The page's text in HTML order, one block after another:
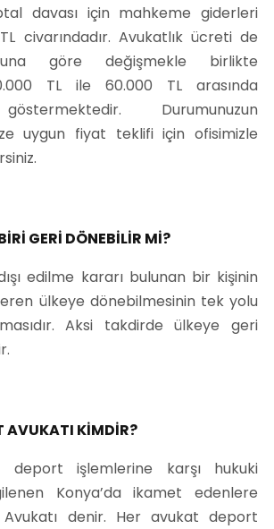
davası için mahkeme giderleri
civarındadır. Avukatlık ücreti de
göre değişmekle birlikte
TL ile 60.000 TL arasında
Durumunuzun
uygun fiyat teklifi için ofisimizle
GERİ DÖNEBİLİR Mİ?
edilme kararı bulunan bir kişinin
ülkeye dönebilmesinin tek yolu
Aksi takdirde ülkeye geri
AVUKATI KİMDİR?
deport işlemlerine karşı hukuki
Konya’da ikamet edenlere
denir. Her avukat deport